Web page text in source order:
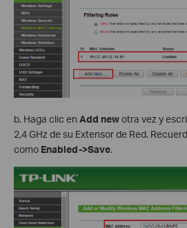
b. Haga clic en Add newotra vez y
2,4 GHz de su Extensor de Red.
como Enabled->Save.